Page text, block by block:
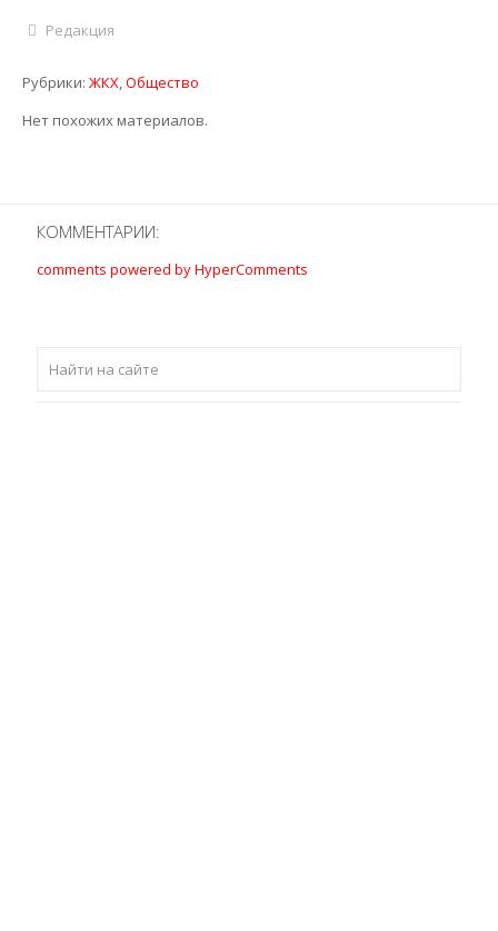
Редакция
Рубрики: ЖКХ,Общество
Нет похожих материалов.
КОММЕНТАРИИ:
comments powered by HyperComments